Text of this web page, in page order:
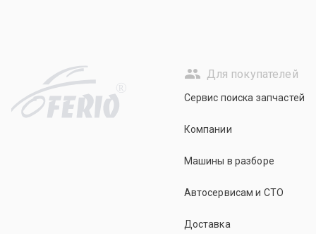
R
Для покупателей
Сервис поиска запчастей
Компании
Машины в разборе
Автосервисам и СТО
Доставка